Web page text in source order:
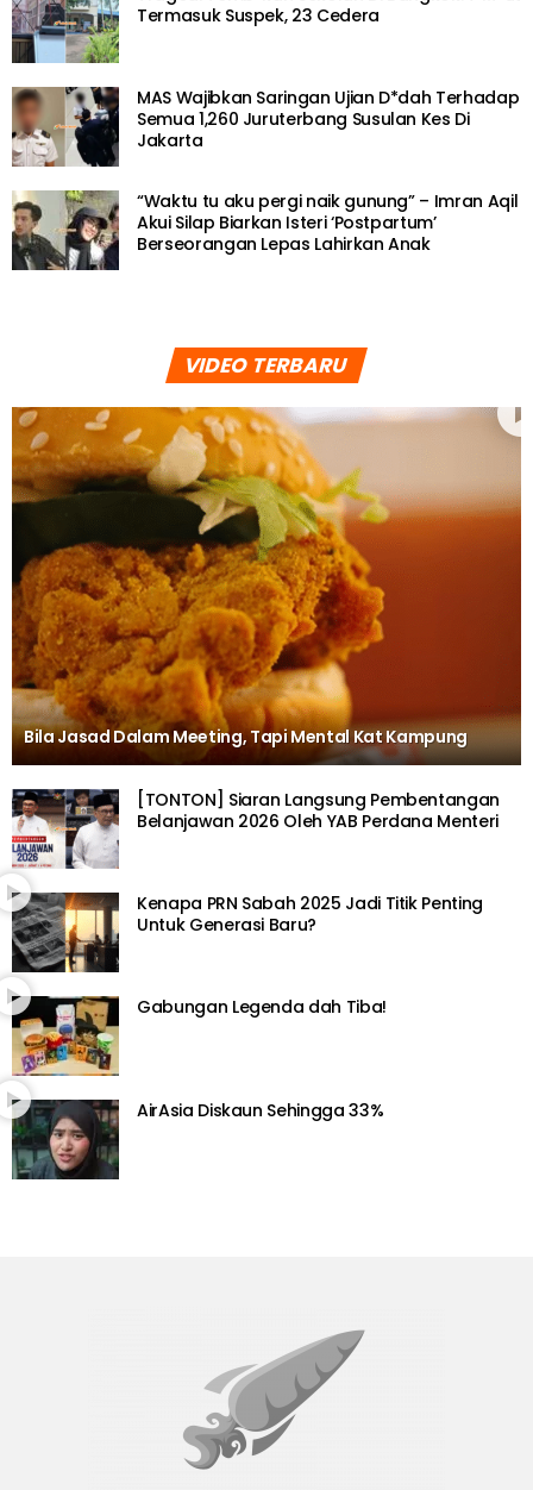
Termasuk Suspek, 23 Cedera
MAS Wajibkan Saringan Ujian D*dah Terhadap
Semua 1,260 Juruterbang Susulan Kes Di
Jakarta
“Waktu tu aku pergi naik gunung” – Imran Aqil
Akui Silap Biarkan Isteri ‘Postpartum’
Berseorangan Lepas Lahirkan Anak
VIDEO TERBARU
Bila Jasad Dalam Meeting, Tapi Mental Kat Kampung
[TONTON] Siaran Langsung Pembentangan
Belanjawan 2026 Oleh YAB Perdana Menteri
Kenapa PRN Sabah 2025 Jadi Titik Penting
Untuk Generasi Baru?
Gabungan Legenda dah Tiba!
AirAsia Diskaun Sehingga 33%